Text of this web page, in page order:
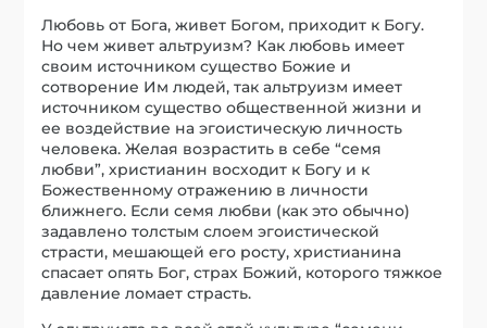
Любовь от Бога, живет Богом, приходит к Богу.
Но чем живет альтруизм? Как любовь имеет
своим источником существо Божие и
сотворение Им людей, так альтруизм имеет
источником существо общественной жизни и
ее воздействие на эгоистическую личность
человека. Желая возрастить в себе “семя
любви”, христианин восходит к Богу и к
Божественному отражению в личности
ближнего. Если семя любви (как это обычно)
задавлено толстым слоем эгоистической
страсти, мешающей его росту, христианина
спасает опять Бог, страх Божий, которого тяжкое
давление ломает страсть.